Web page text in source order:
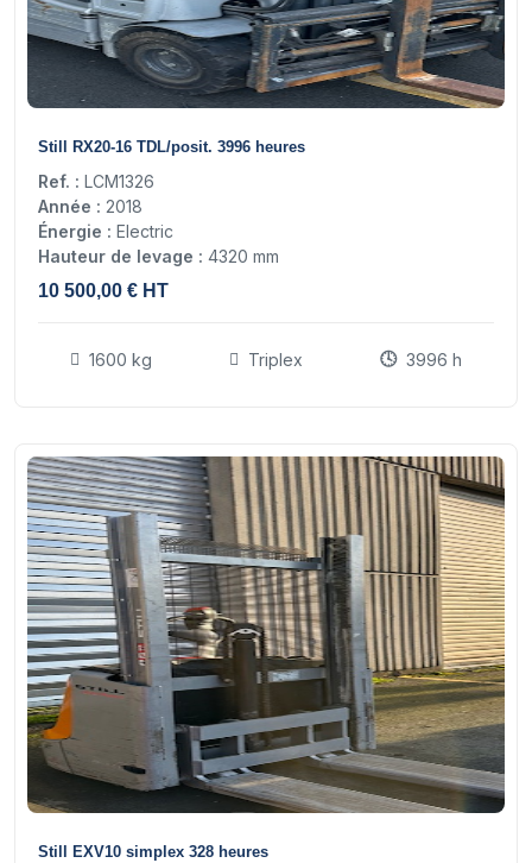
Still RX20-16 TDL/posit. 3996 heures
Ref. : LCM1326
Année : 2018
Énergie : Electric
Hauteur de levage : 4320 mm
10 500,00 € HT
1600 kg Triplex 3996 h
Still EXV10 simplex 328 heures